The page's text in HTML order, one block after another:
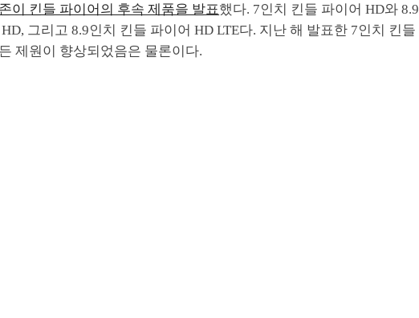
이 킨들 파이어의 후속 제품을 발표했다. 7인치 킨들 파이어 HD와 8.9
그리고 8.9인치 킨들 파이어 HD LTE다. 지난 해 발표한 7인치 킨들
제원이 향상되었음은 물론이다.